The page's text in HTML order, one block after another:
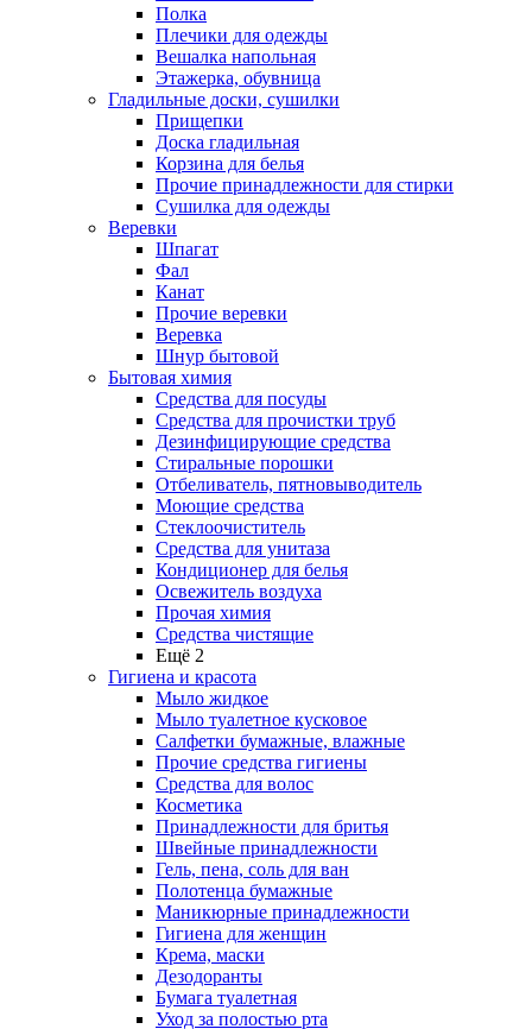
Полка
Плечики для одежды
Вешалка напольная
Этажерка, обувница
Гладильные доски, сушилки
Прищепки
Доска гладильная
Корзина для белья
Прочие принадлежности для стирки
Сушилка для одежды
Веревки
Шпагат
Фал
Канат
Прочие веревки
Веревка
Шнур бытовой
Бытовая химия
Средства для посуды
Средства для прочистки труб
Дезинфицирующие средства
Стиральные порошки
Отбеливатель, пятновыводитель
Моющие средства
Стеклоочиститель
Средства для унитаза
Кондиционер для белья
Освежитель воздуха
Прочая химия
Средства чистящие
Ещё 2
Гигиена и красота
Мыло жидкое
Мыло туалетное кусковое
Салфетки бумажные, влажные
Прочие средства гигиены
Средства для волос
Косметика
Принадлежности для бритья
Швейные принадлежности
Гель, пена, соль для ван
Полотенца бумажные
Маникюрные принадлежности
Гигиена для женщин
Крема, маски
Дезодоранты
Бумага туалетная
Уход за полостью рта